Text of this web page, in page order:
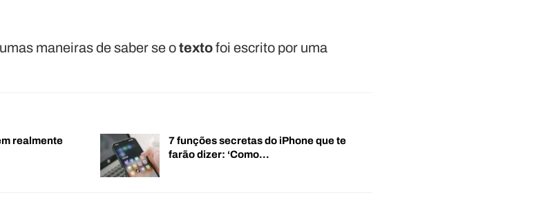
maneiras de saber se otextofoi escrito por uma
realmente
7 funções secretas do iPhone que te
farão dizer: ‘Como…